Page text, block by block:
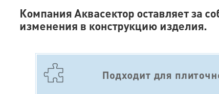
Компания Аквасектор оставляет за
изменения в конструкцию изделия.
Подходит для